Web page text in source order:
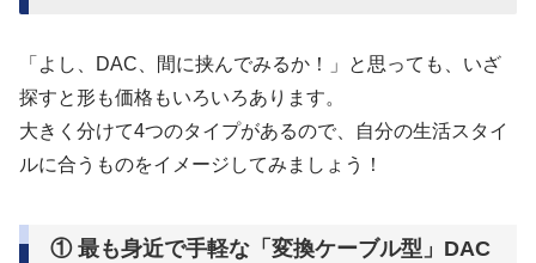
「よし、DAC、間に挟んでみるか！」と思っても、いざ
探すと形も価格もいろいろあります。
大きく分けて4つのタイプがあるので、自分の生活スタイ
ルに合うものをイメージしてみましょう！
① 最も身近で手軽な「変換ケーブル型」DAC